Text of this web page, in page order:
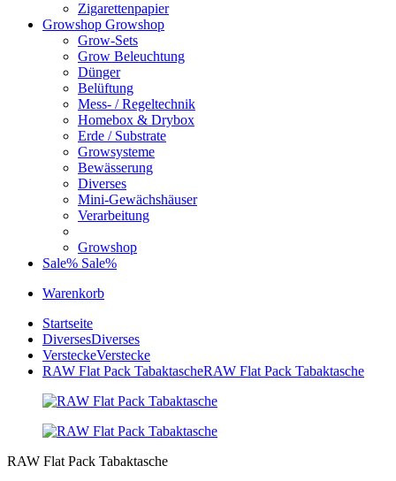
Zigarettenpapier
Growshop Growshop
Grow-Sets
Grow Beleuchtung
Dünger
Belüftung
Mess- / Regeltechnik
Homebox & Drybox
Erde / Substrate
Growsysteme
Bewässerung
Diverses
Mini-Gewächshäuser
Verarbeitung
Growshop
Sale% Sale%
Warenkorb
Startseite
DiversesDiverses
VersteckeVerstecke
RAW Flat Pack TabaktascheRAW Flat Pack Tabaktasche
RAW Flat Pack Tabaktasche